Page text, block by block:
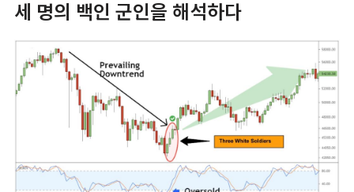
세 명의 백인 군인을 해석하다